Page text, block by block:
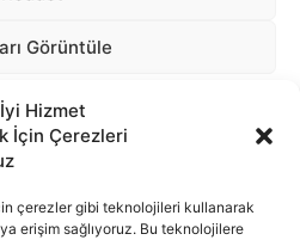
Hizmet
İçin Çerezleri
çerezler gibi teknolojileri kullanarak
erişim sağlıyoruz. Bu teknolojilere